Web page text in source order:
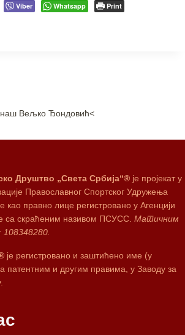
Viber Whatsapp Print
Вељко Ђондовић<
Друштво „Света Србија“® је пројекат у
Православног Спортског Удружења
као правно лице регистровано у Агенцији
са скраћеним називом ПСУСС. Матичним
је регистровано и заштићено име (у
патентним и другим правима, у Заводу за